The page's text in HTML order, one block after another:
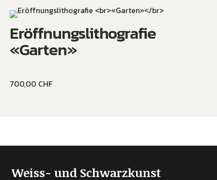
Eröffnungslithografie
«Garten»
700,00 CHF
Weiss- und Schwarzkunst